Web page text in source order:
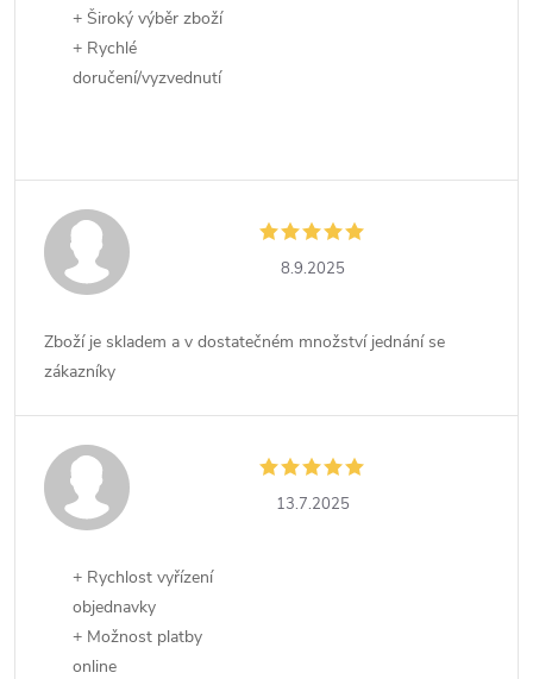
+ Široký výběr zboží
+ Rychlé
doručení/vyzvednutí
8.9.2025
Zboží je skladem a v dostatečném množství jednání se
zákazníky
13.7.2025
+ Rychlost vyřízení
objednavky
+ Možnost platby
online